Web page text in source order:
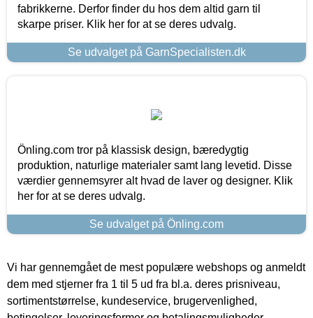
fabrikkerne. Derfor finder du hos dem altid garn til
skarpe priser. Klik her for at se deres udvalg.
Se udvalget på GarnSpecialisten.dk
Önling.com tror på klassisk design, bæredygtig
produktion, naturlige materialer samt lang levetid. Disse
værdier gennemsyrer alt hvad de laver og designer. Klik
her for at se deres udvalg.
Se udvalget på Önling.com
Vi har gennemgået de mest populære webshops og anmeldt
dem med stjerner fra 1 til 5 ud fra bl.a. deres prisniveau,
sortimentstørrelse, kundeservice, brugervenlighed,